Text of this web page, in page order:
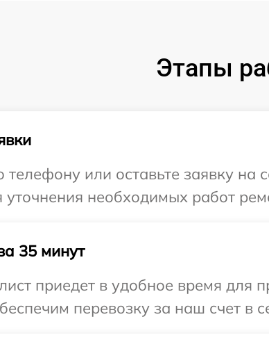
Этапы
или оставьте заявку на
необходимых работ
35 минут
приедет в удобное время для
перевозку за наш счет в